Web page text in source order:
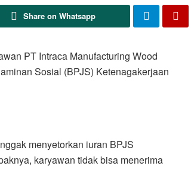
Share on Whatsapp
PT Intraca Manufacturing Wood
Sosial (BPJS) Ketenagakerjaan
menyetorkan iuran BPJS
karyawan tidak bisa menerima